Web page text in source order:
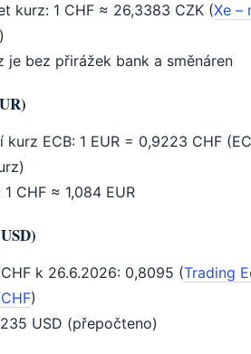
kurz: 1 CHF ≈ 26,3383 CZK (Xe –
)
je bez přirážek bank a směnáren
kurz ECB: 1 EUR = 0,9223 CHF
1 CHF ≈ 1,084 EUR
k 26.6.2026: 0,8095 (Trading
)
USD (přepočteno)